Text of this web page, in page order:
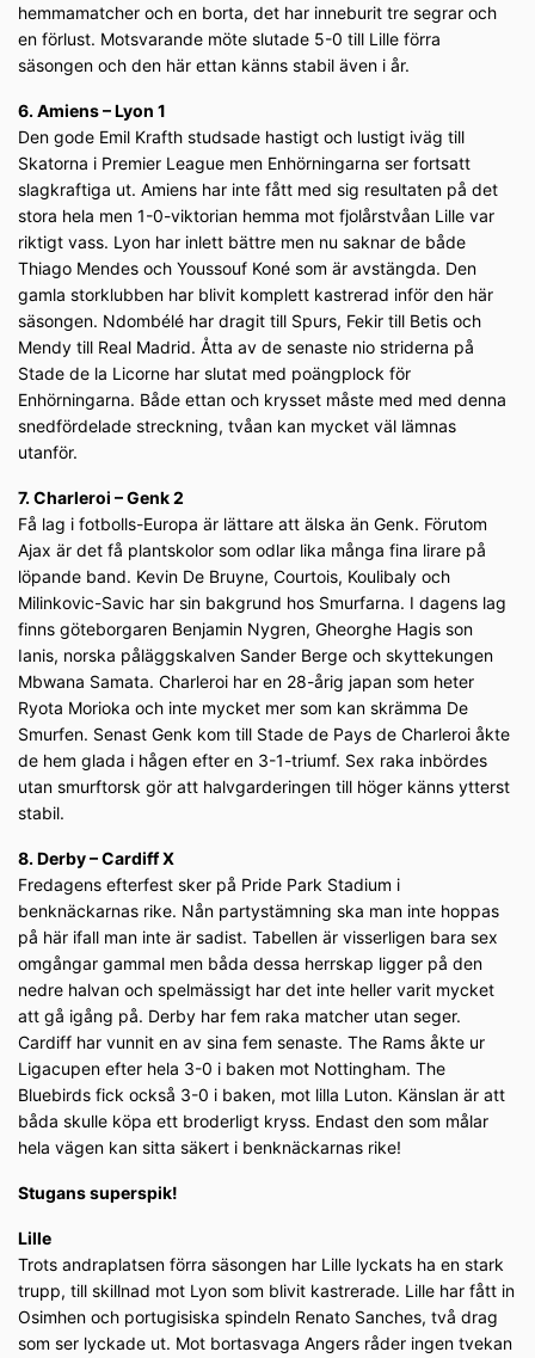
hemmamatcher och en borta, det har inneburit tre segrar och
en förlust. Motsvarande möte slutade 5-0 till Lille förra
säsongen och den här ettan känns stabil även i år.
6. Amiens – Lyon 1
Den gode Emil Krafth studsade hastigt och lustigt iväg till
Skatorna i Premier League men Enhörningarna ser fortsatt
slagkraftiga ut. Amiens har inte fått med sig resultaten på det
stora hela men 1-0-viktorian hemma mot fjolårstvåan Lille var
riktigt vass. Lyon har inlett bättre men nu saknar de både
Thiago Mendes och Youssouf Koné som är avstängda. Den
gamla storklubben har blivit komplett kastrerad inför den här
säsongen. Ndombélé har dragit till Spurs, Fekir till Betis och
Mendy till Real Madrid. Åtta av de senaste nio striderna på
Stade de la Licorne har slutat med poängplock för
Enhörningarna. Både ettan och krysset måste med med denna
snedfördelade streckning, tvåan kan mycket väl lämnas
utanför.
7. Charleroi – Genk 2
Få lag i fotbolls-Europa är lättare att älska än Genk. Förutom
Ajax är det få plantskolor som odlar lika många fina lirare på
löpande band. Kevin De Bruyne, Courtois, Koulibaly och
Milinkovic-Savic har sin bakgrund hos Smurfarna. I dagens lag
finns göteborgaren Benjamin Nygren, Gheorghe Hagis son
Ianis, norska påläggskalven Sander Berge och skyttekungen
Mbwana Samata. Charleroi har en 28-årig japan som heter
Ryota Morioka och inte mycket mer som kan skrämma De
Smurfen. Senast Genk kom till Stade de Pays de Charleroi åkte
de hem glada i hågen efter en 3-1-triumf. Sex raka inbördes
utan smurftorsk gör att halvgarderingen till höger känns ytterst
stabil.
8. Derby – Cardiff X
Fredagens efterfest sker på Pride Park Stadium i
benknäckarnas rike. Nån partystämning ska man inte hoppas
på här ifall man inte är sadist. Tabellen är visserligen bara sex
omgångar gammal men båda dessa herrskap ligger på den
nedre halvan och spelmässigt har det inte heller varit mycket
att gå igång på. Derby har fem raka matcher utan seger.
Cardiff har vunnit en av sina fem senaste. The Rams åkte ur
Ligacupen efter hela 3-0 i baken mot Nottingham. The
Bluebirds fick också 3-0 i baken, mot lilla Luton. Känslan är att
båda skulle köpa ett broderligt kryss. Endast den som målar
hela vägen kan sitta säkert i benknäckarnas rike!
Stugans superspik!
Lille
Trots andraplatsen förra säsongen har Lille lyckats ha en stark
trupp, till skillnad mot Lyon som blivit kastrerade. Lille har fått in
Osimhen och portugisiska spindeln Renato Sanches, två drag
som ser lyckade ut. Mot bortasvaga Angers råder ingen tvekan